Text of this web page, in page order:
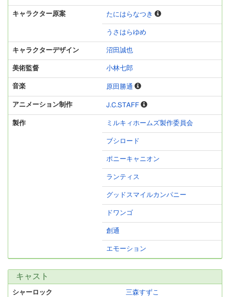
キャラクター原案 たにはらなつき
うさはらゆめ
キャラクターデザイン 沼田誠也
美術監督 小林七郎
音楽 原田勝通
アニメーション制作 J.C.STAFF
製作 ミルキィホームズ製作委員会
ブシロード
ポニーキャニオン
ランティス
グッドスマイルカンパニー
ドワンゴ
創通
エモーション
キャスト
シャーロック 三森すずこ